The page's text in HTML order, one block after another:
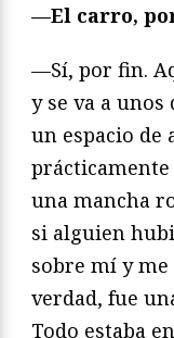
—El carro,
—Sí, por fin.
y se va a unos
un espacio de
una mancha
si alguien
sobre mí y me
verdad, fue
Todo estaba